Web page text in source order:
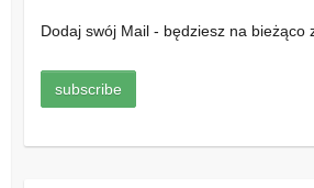
Dodaj swój Mail - będziesz na bieżąco